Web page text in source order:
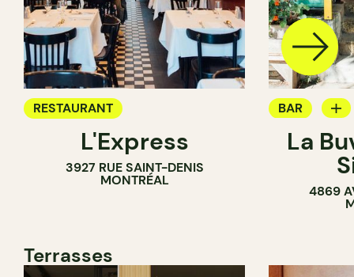
RESTAURANT
L'Express
3927 RUE SAINT-DENIS
MONTRÉAL
BAR
BAR À VIN
La
4869
Terrasses